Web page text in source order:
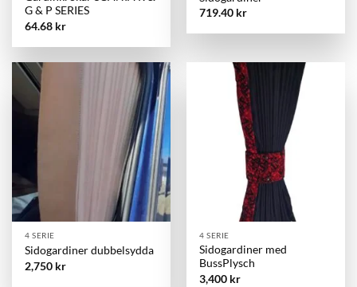
G & P SERIES
64.68 kr
719.40 kr
4 SERIE
Sidogardiner dubbelsydda
2,750 kr
4 SERIE
Sidogardiner med
BussPlysch
3,400 kr